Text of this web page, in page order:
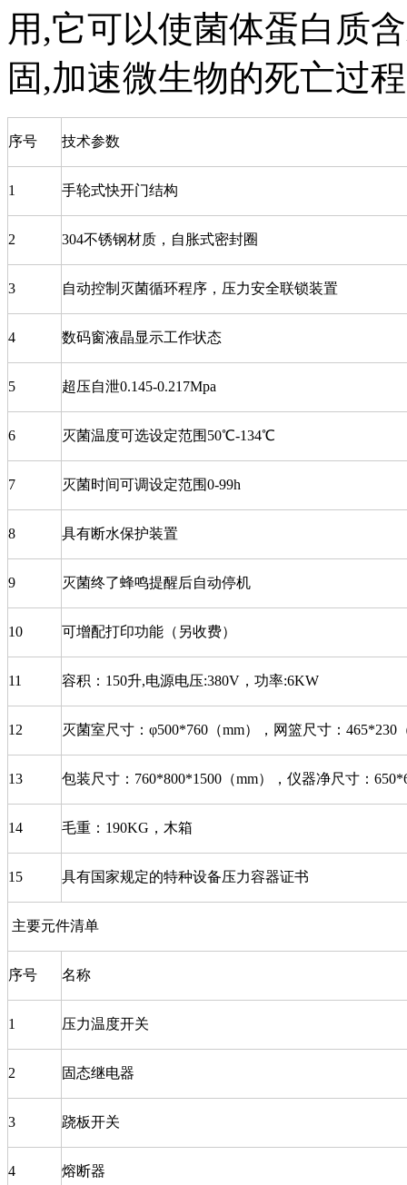
用,它可以使菌体蛋白质
固,加速微生物的死亡过
序号 技术参数
1 手轮式快开门结构
2 304不锈钢材质，自胀式密封圈
3 自动控制灭菌循环程序，压力安全联锁装置
4 数码窗液晶显示工作状态
5 超压自泄0.145-0.217Mpa
6 灭菌温度可选设定范围50℃-134℃
7 灭菌时间可调设定范围0-99h
8 具有断水保护装置
9 灭菌终了蜂鸣提醒后自动停机
10 可增配打印功能（另收费）
11 容积：150升,电源电压:380V，功率:6KW
12 灭菌室尺寸：φ500*760（mm），网篮尺寸：465*230
13 包装尺寸：760*800*1500（mm），仪器净尺寸：
14 毛重：190KG，木箱
15 具有国家规定的特种设备压力容器证书
主要元件清单
序号 名称
1 压力温度开关
2 固态继电器
3 跷板开关
4 熔断器